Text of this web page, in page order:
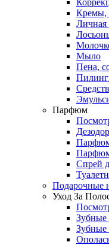
Кремы,
Личная
Мыло
Пена,
Парфюм
Спрей
Подарочные
Уход За
Зубные
Зубные